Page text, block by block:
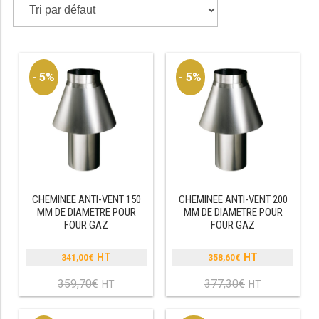
TABLE COMPACTE
TABLE 600
TABLE 700 – 3 PORTES
TABLE 700 – 4 PORTES
TABLE 800
TABLE 700 VITRÉE
TABLE CONGÉLATEUR
- 5%
CHEMINEE ANTI-VENT 150
MM DE DIAMETRE POUR
FOUR GAZ
359,70€
prix
341,00€
Le
prix
- 5%
CHEMINEE ANTI-VENT 200
MM DE DIAMETRE POUR
FOUR GAZ
377,30€
prix
358,60€
Le
prix